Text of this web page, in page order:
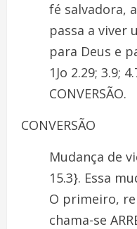
fé salvadora,
passa a viver
para Deus e
1Jo 2.29; 3.9;
CONVERSÃO.
CONVERSÃO
Mudança de
15.3}. Essa
O primeiro,
chama-se